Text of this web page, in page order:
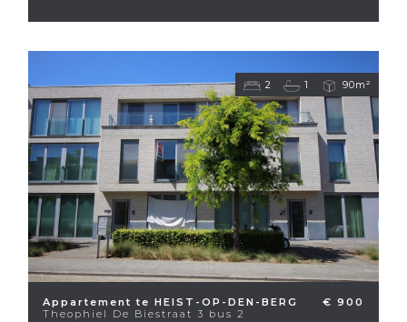
2 1 90m²
Appartement te HEIST-OP-DEN-BERG
Theophiel De Biestraat 3 bus 2
€ 900